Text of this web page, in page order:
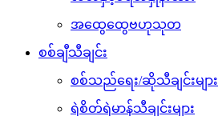
အထွေထွေဗဟုသုတ
စစ်ချီသီချင်း
စစ်သည်ရေး/ဆိုသီချင်းများ
ရဲစိတ်ရဲမာန်သီချင်းများ